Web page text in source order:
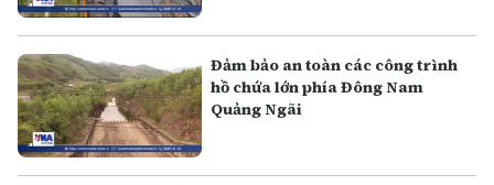
Đảm bảo an toàn các công trình
hồ chứa lớn phía Đông Nam
Quảng Ngãi